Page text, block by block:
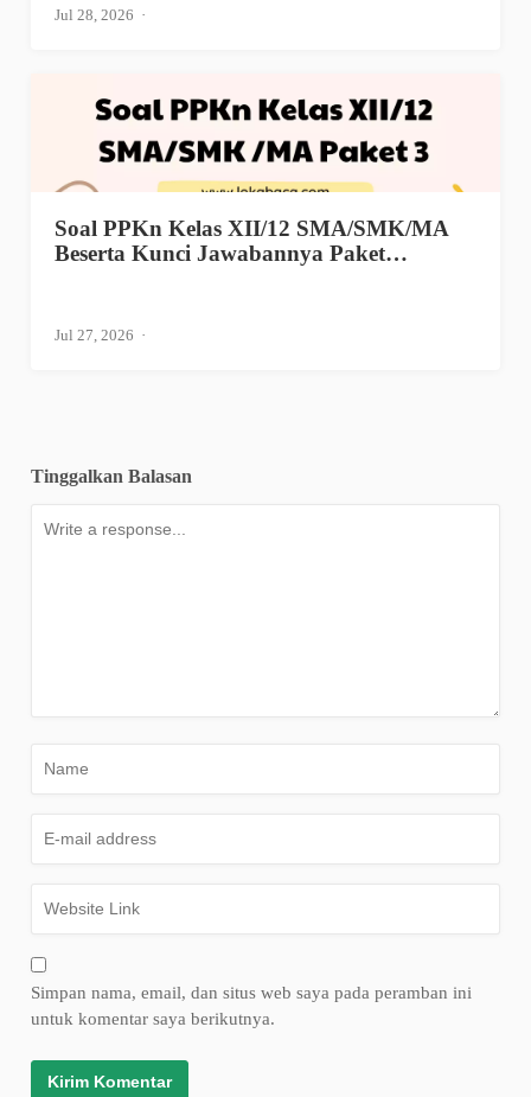
Jul 28, 2026
Soal PPKn Kelas XII/12 SMA/SMK/MA
Beserta Kunci Jawabannya Paket…
Jul 27, 2026
Tinggalkan Balasan
Simpan nama, email, dan situs web saya pada peramban ini
untuk komentar saya berikutnya.